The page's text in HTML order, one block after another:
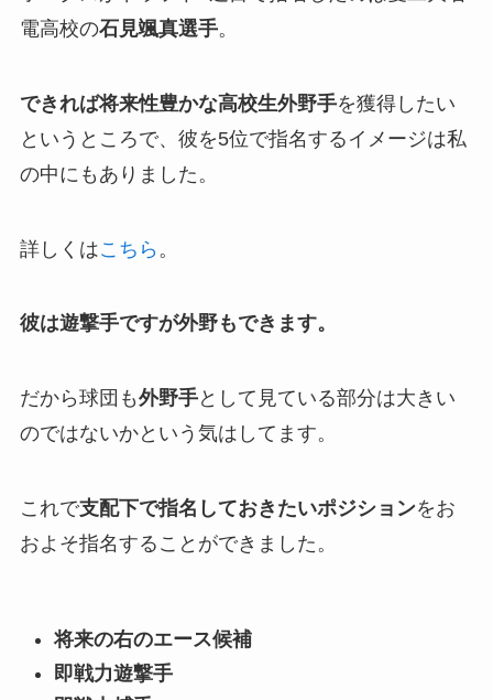
電高校の石見颯真選手。
できれば将来性豊かな高校生外野手を獲得したい
というところで、彼を5位で指名するイメージは私
の中にもありました。
詳しくはこちら 。
彼は遊撃手ですが外野もできます。
だから球団も外野手として見ている部分は大きい
のではないかという気はしてます。
これで支配下で指名しておきたいポジションをお
およそ指名することができました。
将来の右のエース候補
即戦力遊撃手